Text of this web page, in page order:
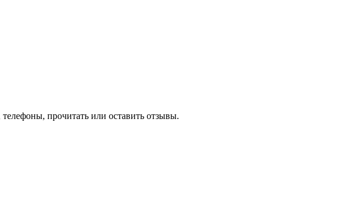
прочитать или оставить отзывы.